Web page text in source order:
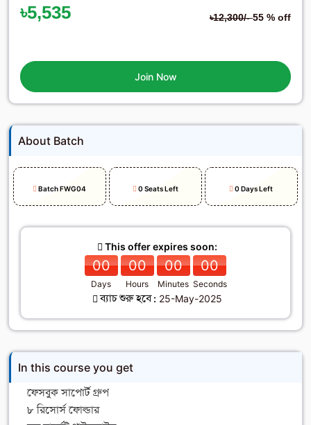
৳5,535 ৳12,300/-55 % off
Join Now
About Batch
Batch FWG04 0 Seats Left 0 Days Left
This offer expires soon:
00
Days
00
Hours
00
Minutes
00
Seconds
ব্যাচ শুরু হবে : 25-May-2025
In this course you get
ফেসবুক সাপোর্ট গ্রুপ
৮ রিসোর্স ফোল্ডার